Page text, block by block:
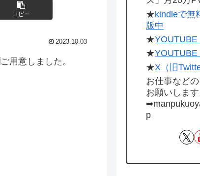
コピー
2023.10.03
ご用意しました。
★kindleで無
版中
★YOUTUBE
★YOUTUBE
★X（旧
お仕事など
お願いします
p